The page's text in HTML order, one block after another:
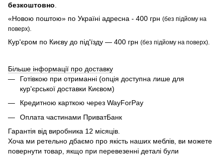
безкоштовно
«Новою поштою» по Україні адресна - 400 грн (без підйому на
поверх).
Кур'єром по Києву до під'їзду — 400 грн (без підйому на поверх).
Більше інформації про доставку
Готівкою при отриманні (опція доступна лише для
кур'єрської доставки Києвом)
Кредитною карткою через WayForPay
Оплата частинами ПриватБанк
Гарантія від виробника 12 місяців.
Хоча ми ретельно дбаємо про якість наших меблів, ви можете
повернути товар, якщо при перевезенні деталі були